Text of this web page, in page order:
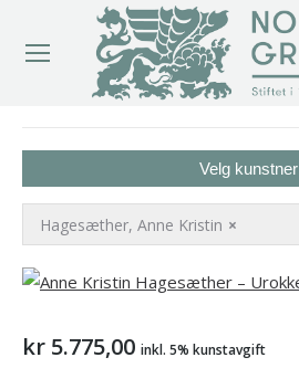
Velg kunstner
×
Hagesæther, Anne Kristin
kr 5.775,00 inkl. 5% kunstavgift